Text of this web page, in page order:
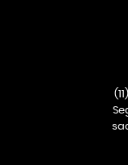
(11)